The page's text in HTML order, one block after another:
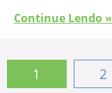
Continue Lendo »
1 2